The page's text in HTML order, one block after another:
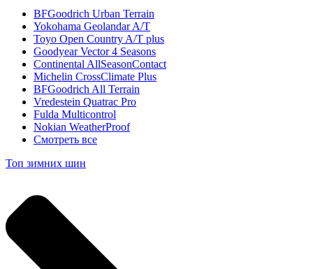
BFGoodrich Urban Terrain
Yokohama Geolandar A/T
Toyo Open Country A/T plus
Goodyear Vector 4 Seasons
Continental AllSeasonContact
Michelin CrossClimate Plus
BFGoodrich All Terrain
Vredestein Quatrac Pro
Fulda Multicontrol
Nokian WeatherProof
Смотреть все
Топ зимних шин